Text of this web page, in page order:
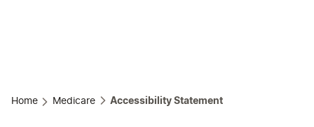
Home Medicare Accessibility Statement